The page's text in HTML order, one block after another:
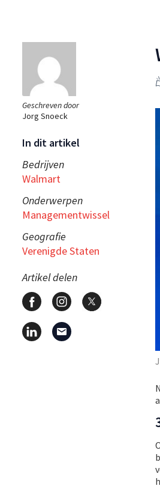
Geschreven door
Jorg Snoeck
In dit artikel
Bedrijven
Walmart
Onderwerpen
Managementwissel
Geografie
Verenigde Staten
Artikel delen